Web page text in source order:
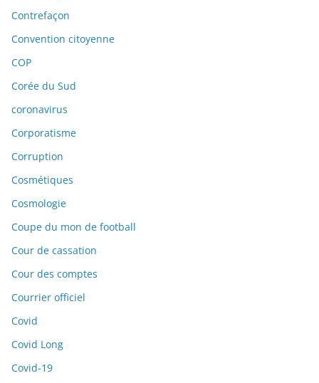
Contrefaçon
Convention citoyenne
COP
Corée du Sud
coronavirus
Corporatisme
Corruption
Cosmétiques
Cosmologie
Coupe du mon de football
Cour de cassation
Cour des comptes
Courrier officiel
Covid
Covid Long
Covid-19